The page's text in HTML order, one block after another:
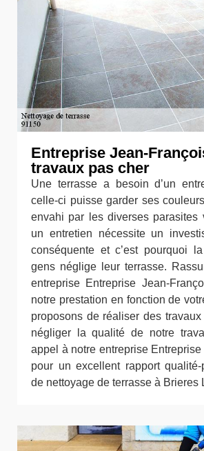
Entreprise Jean-
travaux pas cher
Une terrasse a besoin d’un
celle-ci puisse garder ses
envahi par les diverses parasites
un entretien nécessite un
conséquente et c’est pourquoi
gens néglige leur terrasse.
entreprise Entreprise Jean-
notre prestation en fonction de
proposons de réaliser des
négliger la qualité de notre
appel à notre entreprise
pour un excellent rapport
de nettoyage de terrasse à Brieres